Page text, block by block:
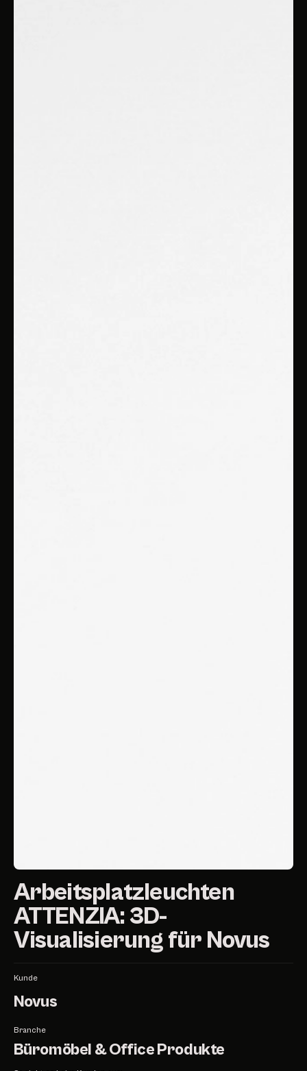
Arbeitsplatzleuchten
ATTENZIA: 3D-
Visualisierung für Novus
Kunde
Novus
Branche
Büromöbel & Office Produkte